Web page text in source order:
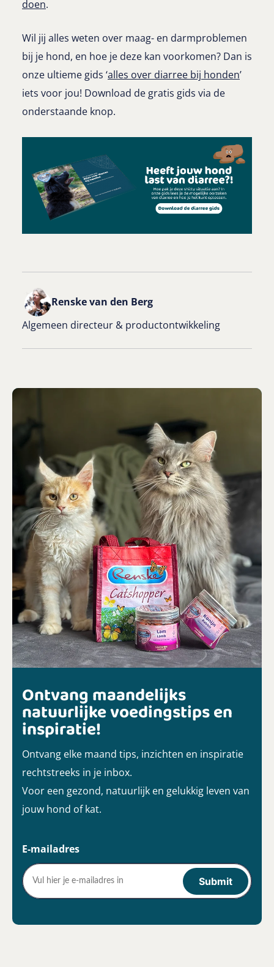
doen.
Wil jij alles weten over maag- en darmproblemen
bij je hond, en hoe je deze kan voorkomen? Dan is
onze ultieme gids ‘alles over diarree bij honden’
iets voor jou! Download de gratis gids via de
onderstaande knop.
Renske van den Berg
Algemeen directeur & productontwikkeling
Ontvang maandelijks
natuurlijke voedingstips en
inspiratie!
Ontvang elke maand tips, inzichten en inspiratie
rechtstreeks in je inbox.
Voor een gezond, natuurlijk en gelukkig leven van
jouw hond of kat.
E-mailadres